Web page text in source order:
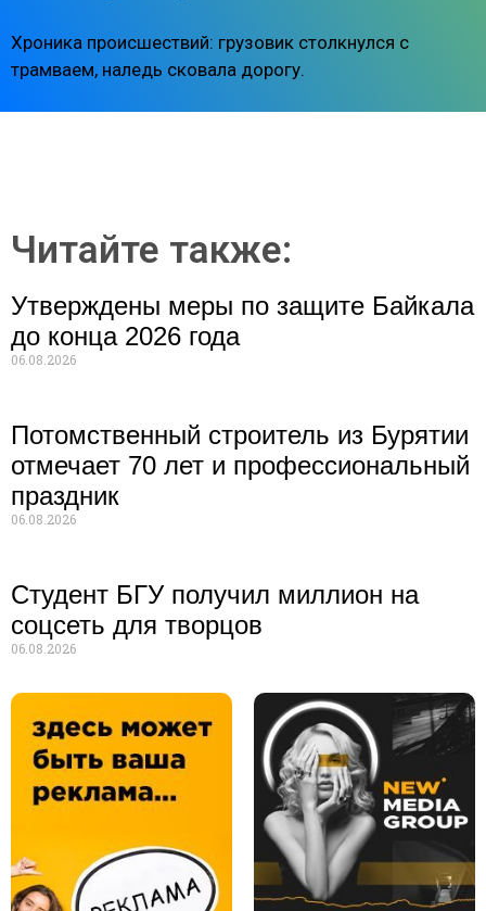
Хроника происшествий: грузовик столкнулся с
трамваем, наледь сковала дорогу.
Читайте также:
Утверждены меры по защите Байкала
до конца 2026 года
06.08.2026
Потомственный строитель из Бурятии
отмечает 70 лет и профессиональный
праздник
06.08.2026
Студент БГУ получил миллион на
соцсеть для творцов
06.08.2026